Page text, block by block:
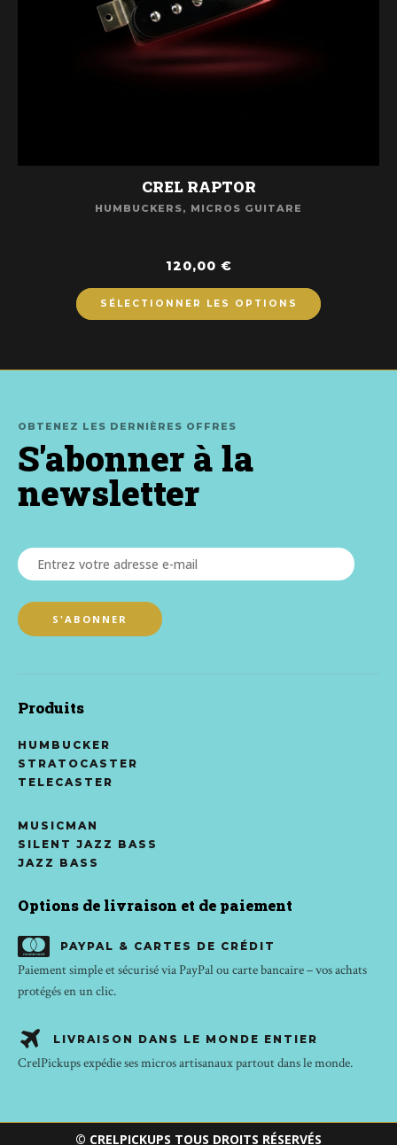
CREL RAPTOR
HUMBUCKERS, MICROS GUITARE
120,00 €
SÉLECTIONNER LES OPTIONS
OBTENEZ LES DERNIÈRES OFFRES
S'abonner à la
newsletter
Produits
HUMBUCKER
STRATOCASTER
TELECASTER
MUSICMAN
SILENT JAZZ BASS
JAZZ BASS
Options de livraison et de paiement
PAYPAL & CARTES DE CRÉDIT
Paiement simple et sécurisé via PayPal ou carte bancaire – vos achats
protégés en un clic.
LIVRAISON DANS LE MONDE ENTIER
CrelPickups expédie ses micros artisanaux partout dans le monde.
© CRELPICKUPS TOUS DROITS RÉSERVÉS